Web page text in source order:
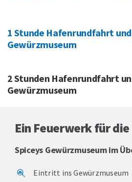
1 Stunde Hafenrundfahrt und
Gewürzmuseum
2 Stunden Hafenrundfahrt
Gewürzmuseum
Ein Feuerwerk für die
Spiceys Gewürzmuseum im
Eintritt ins Gewürzmuseum